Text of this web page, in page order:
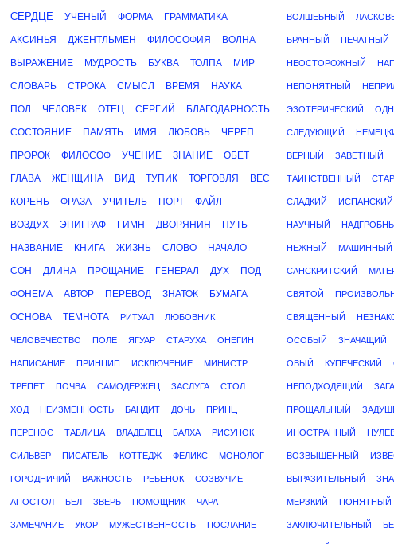
СЕРДЦЕ
УЧЕНЫЙ ФОРМА ГРАММАТИКА
АКСИНЬЯ ДЖЕНТЛЬМЕН ФИЛОСОФИЯ ВОЛНА
ВЫРАЖЕНИЕ МУДРОСТЬ БУКВА ТОЛПА МИР
СЛОВАРЬ СТРОКА СМЫСЛ ВРЕМЯ НАУКА
ПОЛ ЧЕЛОВЕК ОТЕЦ СЕРГИЙ БЛАГОДАРНОСТЬ
СОСТОЯНИЕ ПАМЯТЬ ИМЯ ЛЮБОВЬ ЧЕРЕП
ПРОРОК ФИЛОСОФ УЧЕНИЕ ЗНАНИЕ ОБЕТ
ГЛАВА ЖЕНЩИНА ВИД ТУПИК ТОРГОВЛЯ ВЕС
КОРЕНЬ ФРАЗА УЧИТЕЛЬ ПОРТ ФАЙЛ
ВОЗДУХ ЭПИГРАФ ГИМН ДВОРЯНИН ПУТЬ
НАЗВАНИЕ КНИГА ЖИЗНЬ СЛОВО НАЧАЛО
СОН ДЛИНА ПРОЩАНИЕ ГЕНЕРАЛ ДУХ ПОД
ФОНЕМА АВТОР ПЕРЕВОД ЗНАТОК БУМАГА
ОСНОВА ТЕМНОТА РИТУАЛ ЛЮБОВНИК
ЧЕЛОВЕЧЕСТВО ПОЛЕ ЯГУАР СТАРУХА ОНЕГИН
НАПИСАНИЕ ПРИНЦИП ИСКЛЮЧЕНИЕ МИНИСТР
ТРЕПЕТ ПОЧВА САМОДЕРЖЕЦ ЗАСЛУГА СТОЛ
ХОД НЕИЗМЕННОСТЬ БАНДИТ ДОЧЬ ПРИНЦ
ПЕРЕНОС ТАБЛИЦА ВЛАДЕЛЕЦ БАЛХА РИСУНОК
СИЛЬВЕР ПИСАТЕЛЬ КОТТЕДЖ ФЕЛИКС МОНОЛОГ
ГОРОДНИЧИЙ ВАЖНОСТЬ РЕБЕНОК СОЗВУЧИЕ
АПОСТОЛ БЕЛ ЗВЕРЬ ПОМОЩНИК ЧАРА
ЗАМЕЧАНИЕ УКОР МУЖЕСТВЕННОСТЬ ПОСЛАНИЕ
ВОЛШЕБНЫЙ
БРАННЫЙ ПЕЧАТНЫЙ
НЕОСТОРОЖНЫЙ
НЕПОНЯТНЫЙ
ЭЗОТЕРИЧЕСКИЙ
СЛЕДУЮЩИЙ
ВЕРНЫЙ ЗАВЕТНЫЙ
ТАИНСТВЕННЫЙ
СЛАДКИЙ ИСПАНСКИЙ
НАУЧНЫЙ
НЕЖНЫЙ МАШИННЫЙ
САНСКРИТСКИЙ
СВЯТОЙ
СВЯЩЕННЫЙ
ОСОБЫЙ ЗНАЧАЩИЙ
ОВЫЙ КУПЕЧЕСКИЙ
НЕПОДХОДЯЩИЙ
ПРОЩАЛЬНЫЙ
ИНОСТРАННЫЙ
ВОЗВЫШЕННЫЙ
ВЫРАЗИТЕЛЬНЫЙ
МЕРЗКИЙ ПОНЯТНЫЙ
ЗАКЛЮЧИТЕЛЬНЫЙ